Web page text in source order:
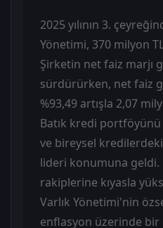
2025 yılının 3.
Yönetimi, 370 milyon
Şirketin net faiz marjı
sürdürürken, net faiz
%93,49 artışla 2,07
Batık kredi
ve bireysel
lideri konumuna geldi.
rakiplerine kıyasla
Varlık Yönetimi'nin
enflasyon üzerinde